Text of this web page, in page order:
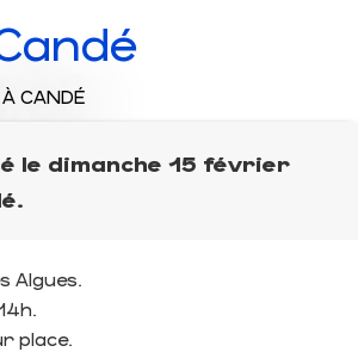
À CANDÉ
le dimanche 15 février
Algues.
place.